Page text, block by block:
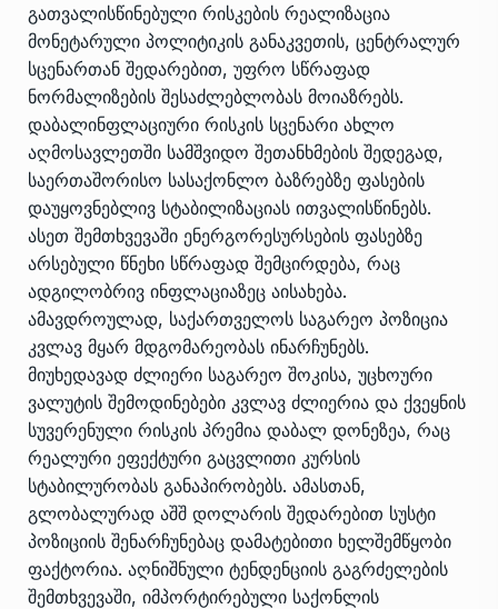
გათვალისწინებული რისკების რეალიზაცია
მონეტარული პოლიტიკის განაკვეთის, ცენტრალურ
სცენართან შედარებით, უფრო სწრაფად
ნორმალიზების შესაძლებლობას მოიაზრებს.
დაბალინფლაციური რისკის სცენარი ახლო
აღმოსავლეთში სამშვიდო შეთანხმების შედეგად,
საერთაშორისო სასაქონლო ბაზრებზე ფასების
დაუყოვნებლივ სტაბილიზაციას ითვალისწინებს.
ასეთ შემთხვევაში ენერგორესურსების ფასებზე
არსებული წნეხი სწრაფად შემცირდება, რაც
ადგილობრივ ინფლაციაზეც აისახება.
ამავდროულად, საქართველოს საგარეო პოზიცია
კვლავ მყარ მდგომარეობას ინარჩუნებს.
მიუხედავად ძლიერი საგარეო შოკისა, უცხოური
ვალუტის შემოდინებები კვლავ ძლიერია და ქვეყნის
სუვერენული რისკის პრემია დაბალ დონეზეა, რაც
რეალური ეფექტური გაცვლითი კურსის
სტაბილურობას განაპირობებს. ამასთან,
გლობალურად აშშ დოლარის შედარებით სუსტი
პოზიციის შენარჩუნებაც დამატებითი ხელშემწყობი
ფაქტორია. აღნიშნული ტენდენციის გაგრძელების
შემთხვევაში, იმპორტირებული საქონლის